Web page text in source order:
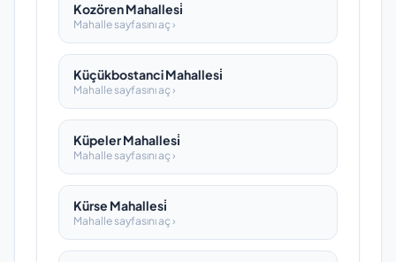
Kozören Mahallesi̇
Mahalle sayfasını aç ›
Küçükbostanci Mahallesi̇
Mahalle sayfasını aç ›
Küpeler Mahallesi̇
Mahalle sayfasını aç ›
Kürse Mahallesi̇
Mahalle sayfasını aç ›